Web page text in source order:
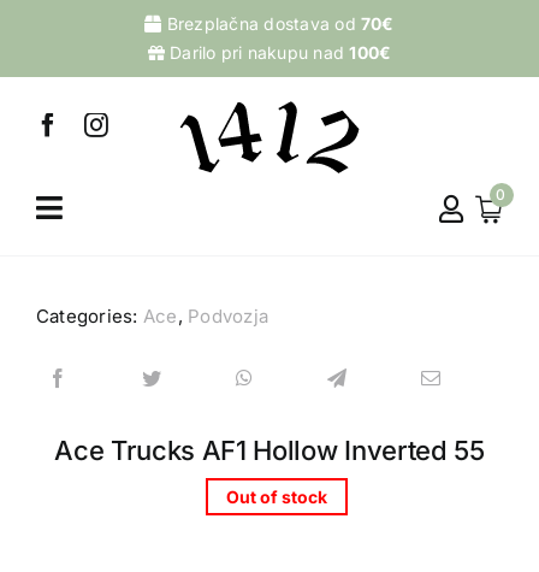
content
Brezplačna dostava od70€
Darilo pri nakupu nad100€
0
Categories: Ace, Podvozja
Ace Trucks AF1 Hollow Inverted 55
Out of stock